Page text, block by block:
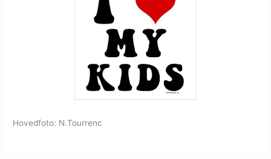
Hovedfoto: N.Tourrenc